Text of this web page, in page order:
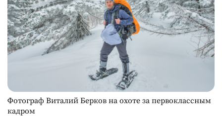
Фотограф Виталий Берков на охоте за первоклассным
кадром